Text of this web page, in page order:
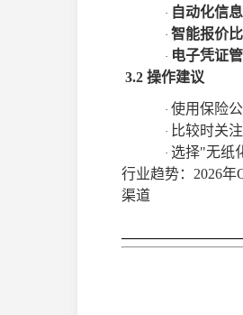
· 自动化信
· 智能报价
· 电子凭证
3.2 操作建议
· 使用保险
· 比较时关注
· 选择"无纸
行业趋势： 2026
渠道